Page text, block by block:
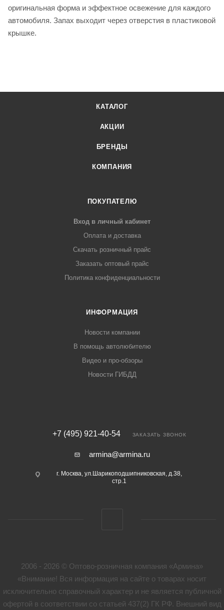
оригинальная форма и эффектное освежение для каждого
автомобиля. Запах выходит через отверстия в пластиковой
крышке.
КАТАЛОГ
АКЦИИ
БРЕНДЫ
КОМПАНИЯ
ПОКУПАТЕЛЮ
Вход в личный кабинет
Оплата и доставка
Скачать розничный прайс
Заказать оптовый прайс
Политика конфиденциальности
ИНФОРМАЦИЯ
Новости компании
В помощь автолюбителю
Видео и про-обзоры
Новости ГИБДД
+7 (495) 921-40-54 ЗАКАЗАТЬ ЗВОНОК
armina@armina.ru
г. Москва, ул.Шарикоподшипниковская, д.38,
стр.1
2006 - 2026 © Оптово-розничная компания «Армина»
«Внимание! Вся информация на сайте о товарах носит
исключительно справочный характер и не является публичной
офертой в соответствии со статьей 437(2) ГК РФ. Внешний вид